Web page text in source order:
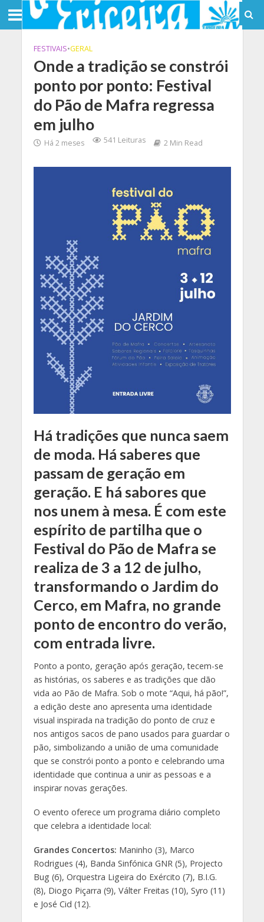
FESTIVAIS•GERAL
Onde a tradição se constrói
ponto por ponto: Festival
do Pão de Mafra regressa
em julho
Há 2 meses 541 Leituras 2 Min Read
Há tradições que nunca saem
de moda. Há saberes que
passam de geração em
geração. E há sabores que
nos unem à mesa. É com este
espírito de partilha que o
Festival do Pão de Mafra se
realiza de 3 a 12 de julho,
transformando o Jardim do
Cerco, em Mafra, no grande
ponto de encontro do verão,
com entrada livre.
Ponto a ponto, geração após geração, tecem-se
as histórias, os saberes e as tradições que dão
vida ao Pão de Mafra. Sob o mote “Aqui, há pão!”,
a edição deste ano apresenta uma identidade
visual inspirada na tradição do ponto de cruz e
nos antigos sacos de pano usados para guardar o
pão, simbolizando a união de uma comunidade
que se constrói ponto a ponto e celebrando uma
identidade que continua a unir as pessoas e a
inspirar novas gerações.
O evento oferece um programa diário completo
que celebra a identidade local:
Grandes Concertos: Maninho (3), Marco
Rodrigues (4), Banda Sinfónica GNR (5), Projecto
Bug (6), Orquestra Ligeira do Exército (7), B.I.G.
(8), Diogo Piçarra (9), Válter Freitas (10), Syro (11)
e José Cid (12).